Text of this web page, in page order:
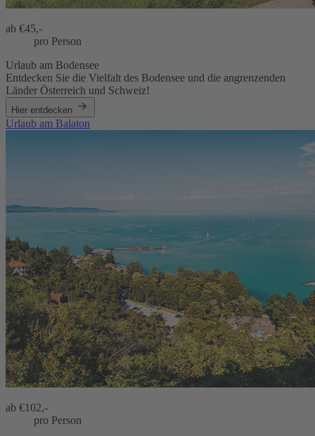
ab €45,-
pro Person
Urlaub am Bodensee
Entdecken Sie die Vielfalt des Bodensee und die angrenzenden
Länder Österreich und Schweiz!
Hier entdecken
Urlaub am Balaton
ab €102,-
pro Person